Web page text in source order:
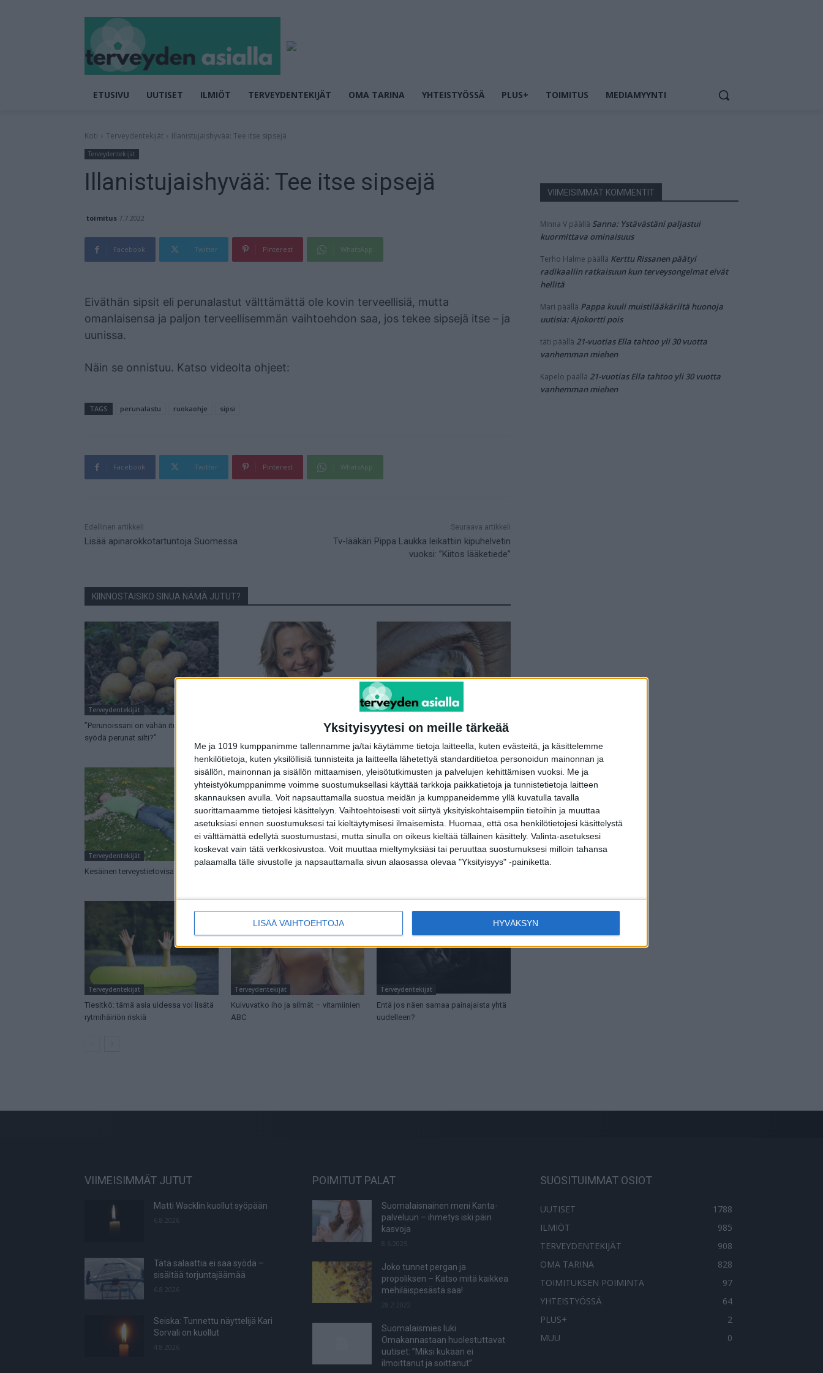
Yksityisyytesi on meille tärkeää
Me ja 1019 kumppanimme tallennamme ja/tai käytämme tietoja laitteella, kuten evästeitä, ja käsittelemme
henkilötietoja, kuten yksilöllisiä tunnisteita ja laitteella lähetettyä standarditietoa personoidun mainonnan ja
sisällön, mainonnan ja sisällön mittaamisen, yleisötutkimusten ja palvelujen kehittämisen vuoksi. Me ja
yhteistyökumppanimme voimme suostumuksellasi käyttää tarkkoja paikkatietoja ja tunnistetietoja laitteen
skannauksen avulla. Voit napsauttamalla suostua meidän ja kumppaneidemme yllä kuvatulla tavalla
suorittamaamme tietojesi käsittelyyn. Vaihtoehtoisesti voit siirtyä yksityiskohtaisempiin tietoihin ja muuttaa
asetuksiasi ennen suostumuksesi tai kieltäytymisesi ilmaisemista.
Huomaa, että osa henkilötietojesi käsittelystä
ei välttämättä edellytä suostumustasi, mutta sinulla on oikeus kieltää tällainen käsittely. Valinta-asetuksesi
koskevat vain tätä verkkosivustoa. Voit muuttaa mieltymyksiäsi tai peruuttaa suostumuksesi milloin tahansa
palaamalla tälle sivustolle ja napsauttamalla sivun alaosassa olevaa "Yksityisyys" -painiketta.
LISÄÄ VAIHTOEHTOJA HYVÄKSYN
ETUSIVU UUTISET ILMIÖT TERVEYDENTEKIJÄT OMA TARINA YHTEISTYÖSSÄ PLUS+ TOIMITUS MEDIAMYYNTI
Koti Terveydentekijät Illanistujaishyvää: Tee itse sipsejä
Terveydentekijät
Illanistujaishyvää: Tee itse sipsejä
toimitus 7.7.2022
Facebook Twitter Pinterest WhatsApp
Eiväthän sipsit eli perunalastut välttämättä ole kovin terveellisiä, mutta
omanlaisensa ja paljon terveellisemmän vaihtoehdon saa, jos tekee sipsejä itse – ja
uunissa.
Näin se onnistuu. Katso videolta ohjeet:
TAGS perunalastu ruokaohje sipsi
Facebook Twitter Pinterest WhatsApp
Mainos
Edellinen artikkeli
Lisää apinarokkotartuntoja Suomessa
Seuraava artikkeli
Tv-lääkäri Pippa Laukka leikattiin kipuhelvetin
vuoksi: ”Kiitos lääketiede”
KIINNOSTAISIKO SINUA NÄMÄ JUTUT?
Terveydentekijät
”Perunoissani on vähän ituja – voinko
syödä perunat silti?”
Tiedätkö nämä rintasyövän
Terveydentekijät
Salakavala glaukooma etenee hiljaa –
ajoissa
Terveydentekijät
Kesäinen terveystietovisa
Terveydentekijät
Terveydentekijät
Tiesitkö: tämä asia uidessa voi lisätä
rytmihäiriön riskiä
Terveydentekijät
Kuivuvatko iho ja silmät – vitamiinien
ABC
Terveydentekijät
Entä jos näen samaa painajaista yhtä
uudelleen?
VIIMEISIMMÄT KOMMENTIT
Minna V päällä Sanna: Ystävästäni paljastui
kuormittava ominaisuus
Terho Halme päällä Kerttu Rissanen päätyi
radikaaliin ratkaisuun kun terveysongelmat eivät
hellitä
Mari päällä Pappa kuuli muistilääkäriltä huonoja
uutisia: Ajokortti pois
täti päällä 21-vuotias Ella tahtoo yli 30 vuotta
vanhemman miehen
Kapelo päällä 21-vuotias Ella tahtoo yli 30 vuotta
vanhemman miehen
VIIMEISIMMÄT JUTUT
Matti Wacklin kuollut syöpään
6.8.2026
Tätä salaattia ei saa syödä –
sisältää torjuntajäämää
6.8.2026
Seiska: Tunnettu näyttelijä Kari
Sorvali on kuollut
4.8.2026
POIMITUT PALAT
Suomalaisnainen meni Kanta-
palveluun – ihmetys iski päin
kasvoja
8.6.2025
Joko tunnet pergan ja
propoliksen – Katso mitä kaikkea
mehiläispesästä saa!
Suomalaismies luki
Omakannastaan huolestuttavat
uutiset: ”Miksi kukaan ei
ilmoittanut ja soittanut”
SUOSITUIMMAT OSIOT
UUTISET
1788
ILMIÖT
985
TERVEYDENTEKIJÄT
908
OMA TARINA
828
TOIMITUKSEN POIMINTA
97
YHTEISTYÖSSÄ
64
PLUS+
2
MUU
0